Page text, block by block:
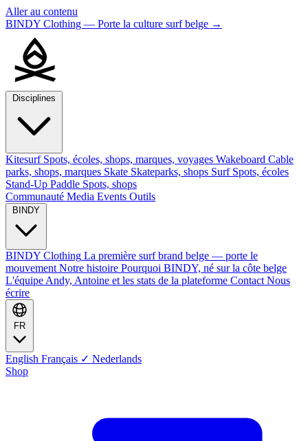
Aller au contenu
BINDY Clothing — Porte la culture surf belge →
Kitesurf Spots, écoles, shops, marques, voyages Wakeboard Cable
parks, shops, marques Skate Skateparks, shops Surf Spots, écoles
Stand-Up Paddle Spots, shops
Communauté Media Events Outils
BINDY Clothing La première surf brand belge — porte le
mouvement Notre histoire Pourquoi BINDY, né sur la côte belge
L'équipe Andy, Antoine et les stats de la plateforme Contact Nous
écrire
English Français ✓ Nederlands
Shop